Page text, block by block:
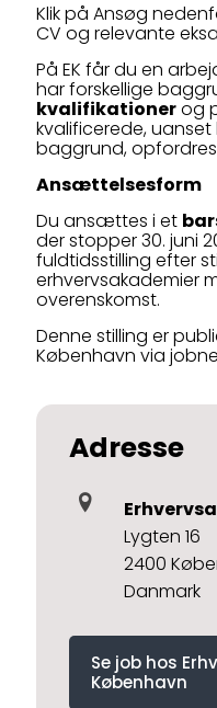
Klik på Ansøg
CV og relevante
På EK får du en
har forskellige
kvalifikationerog
kvalificerede,
baggrund,
Ansættelsesform
Du ansættes i et
der stopper 30. juni
fuldtidsstilling efter
erhvervsakademier
overenskomst.
Denne stilling er
København via
Adresse
Lygten 16
2400
Danmark
Se job hos
København